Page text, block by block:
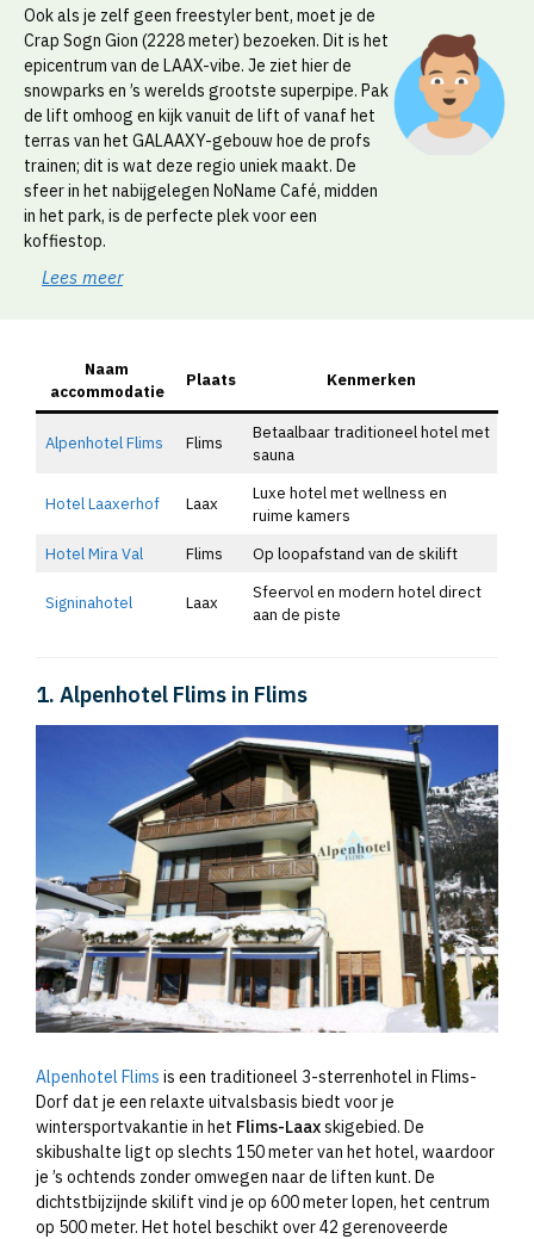
Ook als je zelf geen freestyler bent, moet je de
Crap Sogn Gion (2228 meter) bezoeken. Dit is het
epicentrum van de LAAX-vibe. Je ziet hier de
snowparks en ’s werelds grootste superpipe. Pak
de lift omhoog en kijk vanuit de lift of vanaf het
terras van het GALAAXY-gebouw hoe de profs
trainen; dit is wat deze regio uniek maakt. De
sfeer in het nabijgelegen NoName Café, midden
in het park, is de perfecte plek voor een
koffiestop.
Lees meer
Naam
accommodatie
Plaats Kenmerken
Alpenhotel Flims Flims
Betaalbaar traditioneel hotel met
sauna
Hotel Laaxerhof Laax
Luxe hotel met wellness en
ruime kamers
Hotel Mira Val
Flims Op loopafstand van de skilift
Signinahotel Laax
Sfeervol en modern hotel direct
aan de piste
1. Alpenhotel Flims in Flims
Alpenhotel Flims is een traditioneel 3-sterrenhotel in Flims-
Dorf dat je een relaxte uitvalsbasis biedt voor je
wintersportvakantie in het Flims-Laaxskigebied. De
skibushalte ligt op slechts 150 meter van het hotel, waardoor
je ’s ochtends zonder omwegen naar de liften kunt. De
dichtstbijzijnde skilift vind je op 600 meter lopen, het centrum
op 500 meter. Het hotel beschikt over 42 gerenoveerde